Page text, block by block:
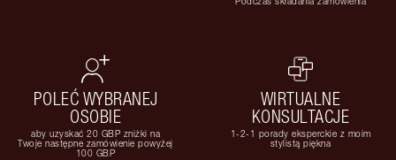
POLEĆ WYBRANEJ
OSOBIE
aby uzyskać 20 GBP zniżki na
Twoje następne zamówienie powyżej
100 GBP
WIRTUALNE
KONSULTACJE
1-2-1 porady eksperckie z moim
stylistą piękna